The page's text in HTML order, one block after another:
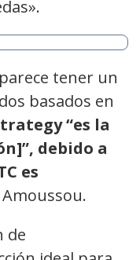
tener un
basados en
“es la
debido a
es
de